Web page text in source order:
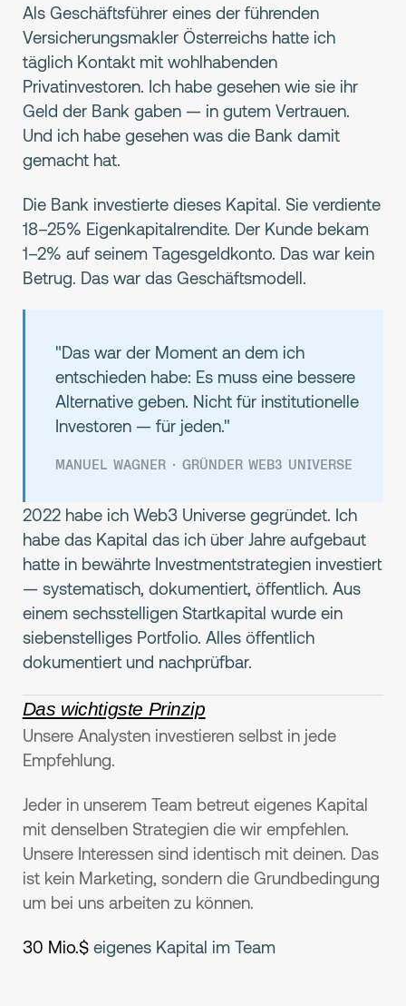
Als Geschäftsführer eines der führenden
Versicherungsmakler Österreichs hatte ich
täglich Kontakt mit wohlhabenden
Privatinvestoren. Ich habe gesehen wie sie ihr
Geld der Bank gaben — in gutem Vertrauen.
Und ich habe gesehen was die Bank damit
gemacht hat.
Die Bank investierte dieses Kapital. Sie verdiente
18–25% Eigenkapitalrendite. Der Kunde bekam
1–2% auf seinem Tagesgeldkonto. Das war kein
Betrug. Das war das Geschäftsmodell.
"Das war der Moment an dem ich
entschieden habe: Es muss eine bessere
Alternative geben. Nicht für institutionelle
Investoren — für jeden."
MANUEL WAGNER · GRÜNDER WEB3 UNIVERSE
2022 habe ich Web3 Universe gegründet. Ich
habe das Kapital das ich über Jahre aufgebaut
hatte in bewährte Investmentstrategien investiert
— systematisch, dokumentiert, öffentlich. Aus
einem sechsstelligen Startkapital wurde ein
siebenstelliges Portfolio. Alles öffentlich
dokumentiert und nachprüfbar.
Das wichtigste Prinzip
Unsere Analysten investieren selbst in jede
Empfehlung.
Jeder in unserem Team betreut eigenes Kapital
mit denselben Strategien die wir empfehlen.
Unsere Interessen sind identisch mit deinen. Das
ist kein Marketing, sondern die Grundbedingung
um bei uns arbeiten zu können.
30 Mio.$eigenes Kapital im Team